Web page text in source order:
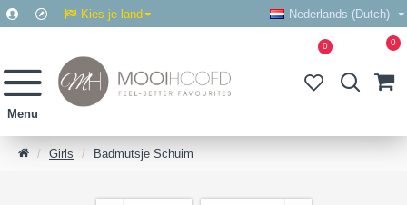
Kies je land Nederlands (Dutch)
0 0
Girls Badmutsje Schuim